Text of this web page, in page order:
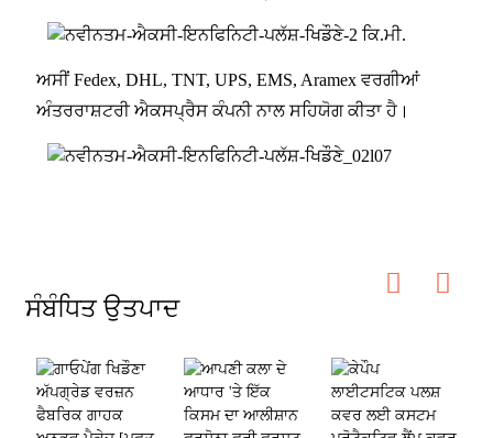
ਅਸੀਂ Fedex, DHL, TNT, UPS, EMS, Aramex ਵਰਗੀਆਂ
ਅੰਤਰਰਾਸ਼ਟਰੀ ਐਕਸਪ੍ਰੈਸ ਕੰਪਨੀ ਨਾਲ ਸਹਿਯੋਗ ਕੀਤਾ ਹੈ।
ਸੰਬੰਧਿਤ ਉਤਪਾਦ